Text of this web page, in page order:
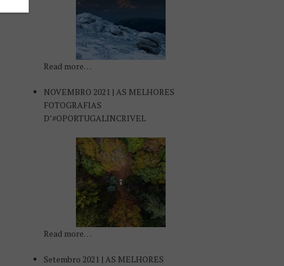
Read more…
NOVEMBRO 2021 | AS MELHORES
FOTOGRAFIAS
D’#OPORTUGALINCRIVEL
Read more…
Setembro 2021 | AS MELHORES